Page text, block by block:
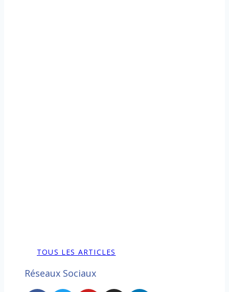
TOUS LES ARTICLES
Réseaux Sociaux